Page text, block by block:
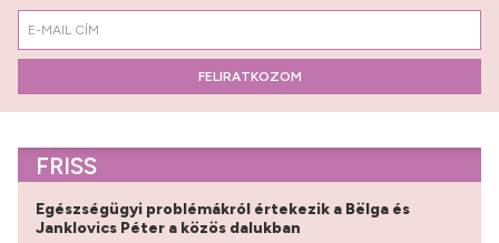
FELIRATKOZOM
FRISS
Egészségügyi problémákról értekezik a Bëlga és
Janklovics Péter a közös dalukban